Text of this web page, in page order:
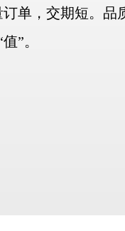
单，交期短。品
”。